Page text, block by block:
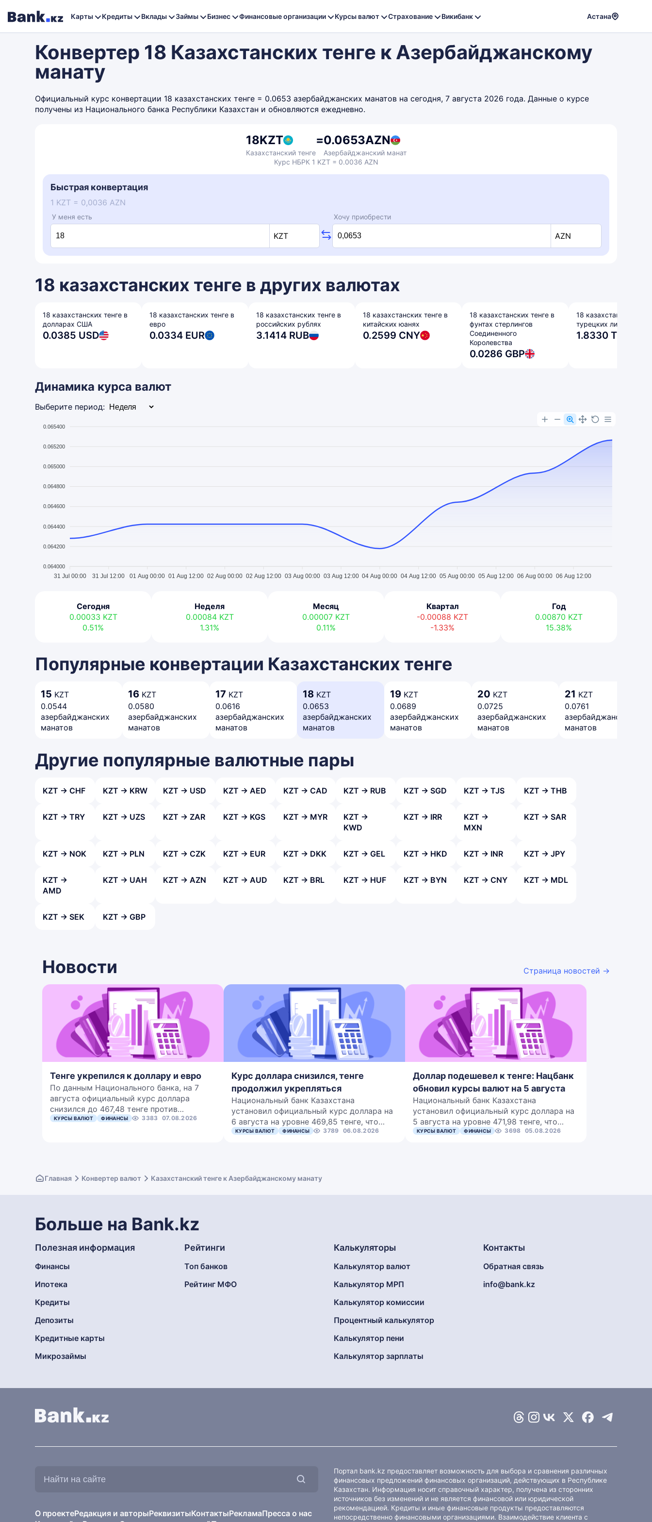
Карты Кредиты Вклады Займы Бизнес Финансовые организации Курсы валют Страхование Викибанк Астана
Конвертер 18 Казахстанских тенге к Азербайджанскому
манату
Официальный курс конвертации 18 казахстанских тенге = 0.0653 азербайджанских манатов на сегодня, 7 августа 2026 года. Данные о курсе
получены из Национального банка Республики Казахстан и обновляются ежедневно.
18KZT
Казахстанский тенге
=0.0653AZN
Азербайджанский манат
Курс НБРК 1 KZT = 0.0036 AZN
Быстрая конвертация
1 KZT = 0,0036 AZN
У меня есть
KZT
Хочу приобрести
AZN
18 казахстанских тенге в других валютах
18 казахстанских тенге в
долларах США
0.0385 USD
18 казахстанских тенге в
евро
0.0334 EUR
18 казахстанских тенге в
российских рублях
3.1414 RUB
18 казахстанских тенге в
китайских юанях
0.2599 CNY
18 казахстанских тенге в
фунтах стерлингов
Соединенного
Королевства
0.0286 GBP
18 казахстанских
турецких лирах
1.8330 TRY
Динамика курса валют
Выберите период:
0.065400
0.065200
0.065000
0.064800
0.064600
0.064400
0.064200
0.064000
31 Jul 00:00 31 Jul 12:00 01 Aug 00:00 01 Aug 12:00 02 Aug 00:00 02 Aug 12:00 03 Aug 00:00 03 Aug 12:00 04 Aug 00:00 04 Aug 12:00 05 Aug 00:00 05 Aug 12:00 06 Aug 00:00 06 Aug 12:00
Сегодня
0.00033 KZT
0.51%
Неделя
0.00084 KZT
1.31%
Месяц
0.00007 KZT
0.11%
Квартал
-0.00088 KZT
-1.33%
Год
0.00870 KZT
15.38%
Популярные конвертации Казахстанских тенге
15 KZT
0.0544
азербайджанских
манатов
16 KZT
0.0580
азербайджанских
манатов
17 KZT
0.0616
азербайджанских
манатов
18 KZT
0.0653
азербайджанских
манатов
19 KZT
0.0689
азербайджанских
манатов
20 KZT
0.0725
азербайджанских
манатов
21 KZT
0.0761
азербайджанских
манатов
Другие популярные валютные пары
KZT → CHF KZT → KRW KZT → USD KZT → AED KZT → CAD KZT → RUB KZT → SGD KZT → TJS KZT → THB
KZT → TRY KZT → UZS KZT → ZAR KZT → KGS KZT → MYR
KZT →
KWD
KZT → IRR
KZT →
MXN
KZT → SAR
KZT → NOK KZT → PLN KZT → CZK KZT → EUR KZT → DKK KZT → GEL KZT → HKD KZT → INR KZT → JPY
KZT →
AMD
KZT → UAH KZT → AZN KZT → AUD KZT → BRL KZT → HUF KZT → BYN KZT → CNY KZT → MDL
KZT → SEK KZT → GBP
Новости Страница новостей →
Тенге укрепился к доллару и евро
По данным Национального банка, на 7
августа официальный курс доллара
снизился до 467,48 тенге против…
КУРСЫ ВАЛЮТ ФИНАНСЫ 3383 07.08.2026
Курс доллара снизился, тенге
продолжил укрепляться
Национальный банк Казахстана
установил официальный курс доллара на
6 августа на уровне 469,85 тенге, что…
КУРСЫ ВАЛЮТ ФИНАНСЫ 3789 06.08.2026
Доллар подешевел к тенге: Нацбанк
обновил курсы валют на 5 августа
Национальный банк Казахстана
установил официальный курс доллара на
5 августа на уровне 471,98 тенге, что…
КУРСЫ ВАЛЮТ ФИНАНСЫ 3698 05.08.2026
Главная Конвертер валют Казахстанский тенге к Азербайджанскому манату
Больше на Bank.kz
Полезная информация
Финансы
Ипотека
Кредиты
Депозиты
Кредитные карты
Микрозаймы
Рейтинги
Топ банков
Рейтинг МФО
Калькуляторы
Калькулятор валют
Калькулятор МРП
Калькулятор комиссии
Процентный калькулятор
Калькулятор пени
Калькулятор зарплаты
Контакты
Обратная связь
info@bank.kz
О проектеРедакция и авторыРеквизитыКонтактыРекламаПресса о нас
Портал bank.kz предоставляет возможность для выбора и сравнения различных
финансовых предложений финансовых организаций, действующих в Республике
Казахстан. Информация носит справочный характер, получена из сторонних
источников без изменений и не является финансовой или юридической
рекомендацией. Кредиты и иные финансовые продукты предоставляются
непосредственно финансовыми организациями. Взаимодействие клиента с